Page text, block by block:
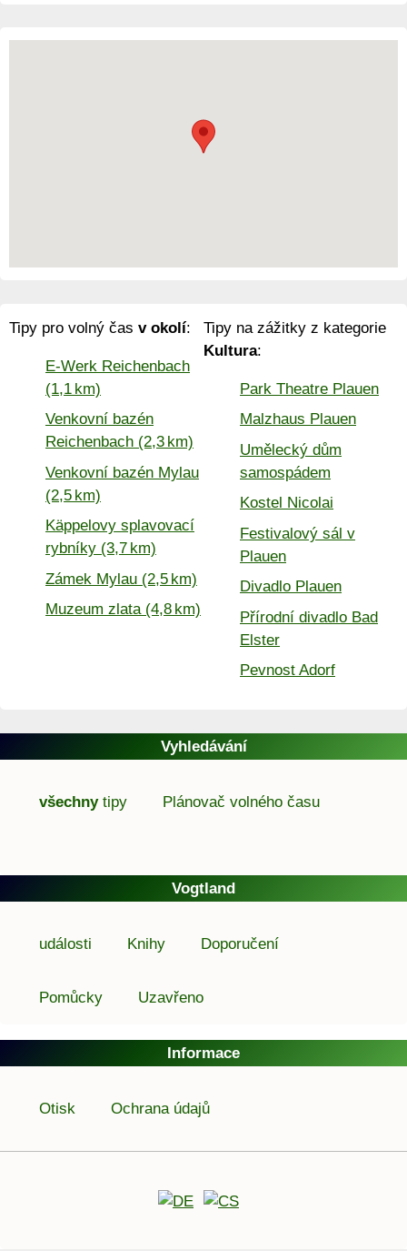
Tipy pro volný čas v okolí:
E-Werk Reichenbach
(1,1 km)
Venkovní bazén
Reichenbach (2,3 km)
Venkovní bazén Mylau
(2,5 km)
Käppelovy splavovací
rybníky (3,7 km)
Zámek Mylau (2,5 km)
Muzeum zlata (4,8 km)
Tipy na zážitky z kategorie
Kultura:
Park Theatre Plauen
Malzhaus Plauen
Umělecký dům
samospádem
Kostel Nicolai
Festivalový sál v
Plauen
Divadlo Plauen
Přírodní divadlo Bad
Elster
Pevnost Adorf
Vyhledávání
všechnytipy Plánovač volného času
Vogtland
události Knihy Doporučení
Pomůcky Uzavřeno
Informace
Otisk Ochrana údajů